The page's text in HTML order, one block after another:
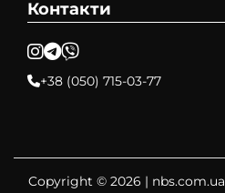
Контакти
+38 (050) 715-03-77
Copyright © 2026 | nbs.com.ua